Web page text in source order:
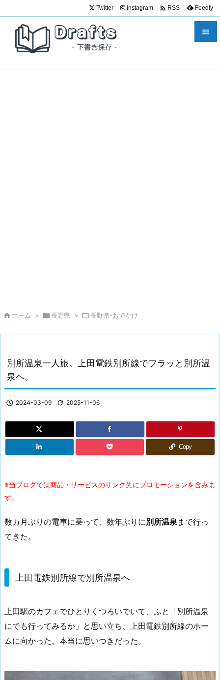

Twitter Instagram  RSS Feedly
 ホーム > 長野県 > 長野県-おでかけ
別所温泉一人旅。上田電鉄別所線でフラッと別所温
泉へ。
 2024-03-09  2025-11-06
Copy
※当ブログでは商品・サービスのリンク先にプロモーションを含みま
す。
数カ月ぶりの電車に乗って、数年ぶりに 別所温泉 まで行っ
てきた。
上田電鉄別所線で別所温泉へ
上田駅のカフェでひとりくつろいでいて、ふと「別所温泉
にでも行ってみるか」と思い立ち、上田電鉄別所線のホー
ムに向かった。本当に思いつきだった。